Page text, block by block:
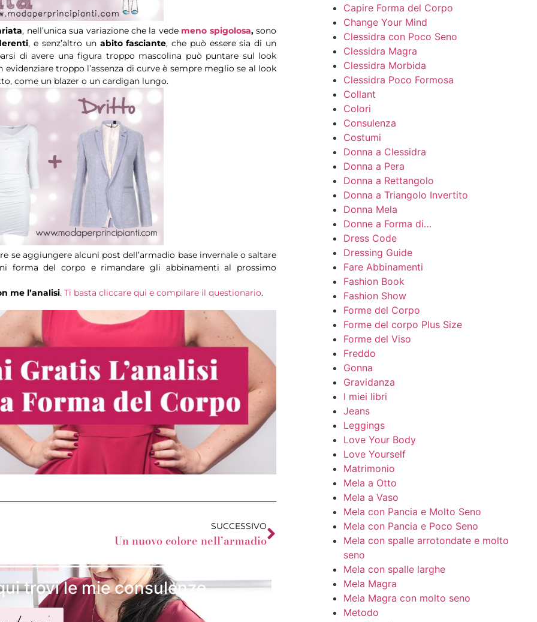
, nell’unica sua variazione che la vede meno spigolosa,sono
, e senz’altro un abito fasciante, che può essere sia di un
di avere una figura troppo mascolina può puntare sul look
troppo l’assenza di curve è sempre meglio se al look
come un blazer o un cardigan lungo.
se aggiungere alcuni post dell’armadio base invernale o saltare
forma del corpo e rimandare gli abbinamenti al prossimo
me l’analisi. Ti basta cliccare qui e compilare il questionario.
SUCCESSIVO
Un nuovo colore nell’armadio
trovi le mie consulenze
Capire Forma del Corpo
Change Your Mind
Clessidra con Poco Seno
Clessidra Magra
Clessidra Morbida
Clessidra Poco Formosa
Collant
Colori
Consulenza
Costumi
Donna a Clessidra
Donna a Pera
Donna a Rettangolo
Donna a Triangolo Invertito
Donna Mela
Donne a Forma di…
Dress Code
Dressing Guide
Fare Abbinamenti
Fashion Book
Fashion Show
Forme del Corpo
Forme del corpo Plus Size
Forme del Viso
Freddo
Gonna
Gravidanza
I miei libri
Jeans
Leggings
Love Your Body
Love Yourself
Matrimonio
Mela a Otto
Mela a Vaso
Mela con Pancia e Molto Seno
Mela con Pancia e Poco Seno
Mela con spalle arrotondate e molto
seno
Mela con spalle larghe
Mela Magra
Mela Magra con molto seno
Metodo